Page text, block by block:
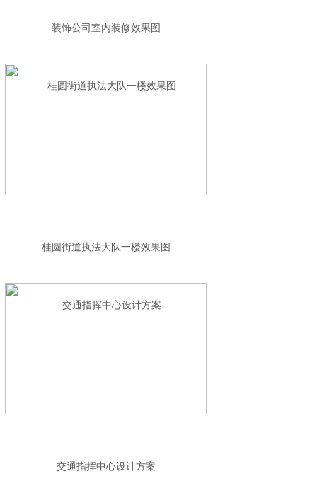
装饰公司室内装修效果图
桂圆街道执法大队一楼效果图
交通指挥中心设计方案